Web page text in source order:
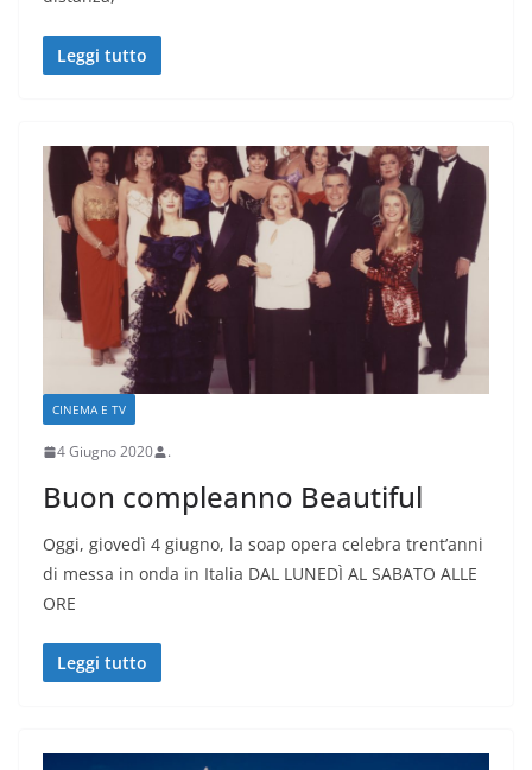
Leggi tutto
CINEMA E TV
4 Giugno 2020 .
Buon compleanno Beautiful
Oggi, giovedì 4 giugno, la soap opera celebra trent’anni
di messa in onda in Italia DAL LUNEDÌ AL SABATO ALLE
ORE
Leggi tutto